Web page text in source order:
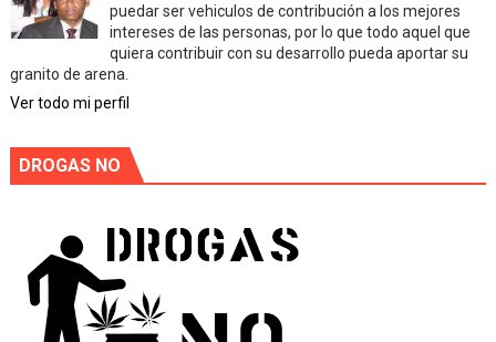
puedar ser vehiculos de contribución a los mejores
intereses de las personas, por lo que todo aquel que
quiera contribuir con su desarrollo pueda aportar su
granito de arena.
Ver todo mi perfil
DROGAS NO